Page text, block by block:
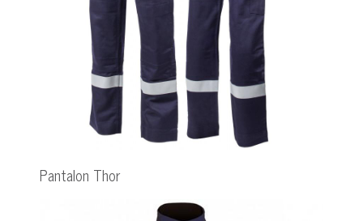
Pantalon Thor